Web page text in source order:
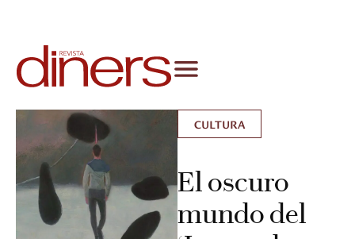
CULTURA
El oscuro
mundo del